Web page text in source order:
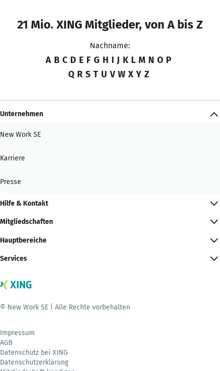
21 Mio. XING Mitglieder, von A bis Z
Nachname:
A B C D E F G H I J K L M N O P
Q R S T U V W X Y Z
Unternehmen
New Work SE
Karriere
Presse
Hilfe & Kontakt
Mitgliedschaften
Hauptbereiche
Services
© New Work SE | Alle Rechte vorbehalten
Impressum
AGB
Datenschutz bei XING
Datenschutzerklärung